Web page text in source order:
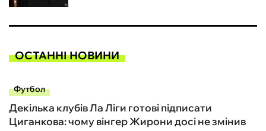
ОСТАННІ НОВИНИ
Футбол
Декілька клубів Ла Ліги готові підписати
Циганкова: чому вінгер Жирони досі не змінив